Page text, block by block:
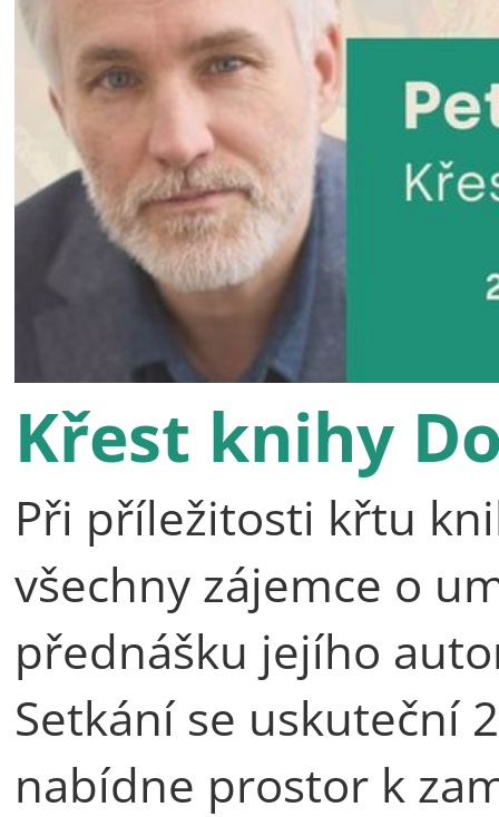
Křest knihy
Při příležitosti křtu
všechny zájemce o
přednášku jejího
Setkání se uskuteční
nabídne prostor k